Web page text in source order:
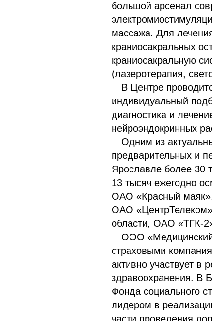
большой арсенал
массажа. Для
краниосакральных
краниосакральную
(лазеротерапия,
В Центре
индивидуальный
диагностика и
нейроэндокринных
Одним из
предварительных и
Ярославле более 30
13 тысяч ежегодно
ОАО «Красный
ОАО
области, ОАО «ТГК-
ООО «Медицинский
страховыми
активно участвует в
здравоохранения. В
Фонда социального
лидером в
части проведения